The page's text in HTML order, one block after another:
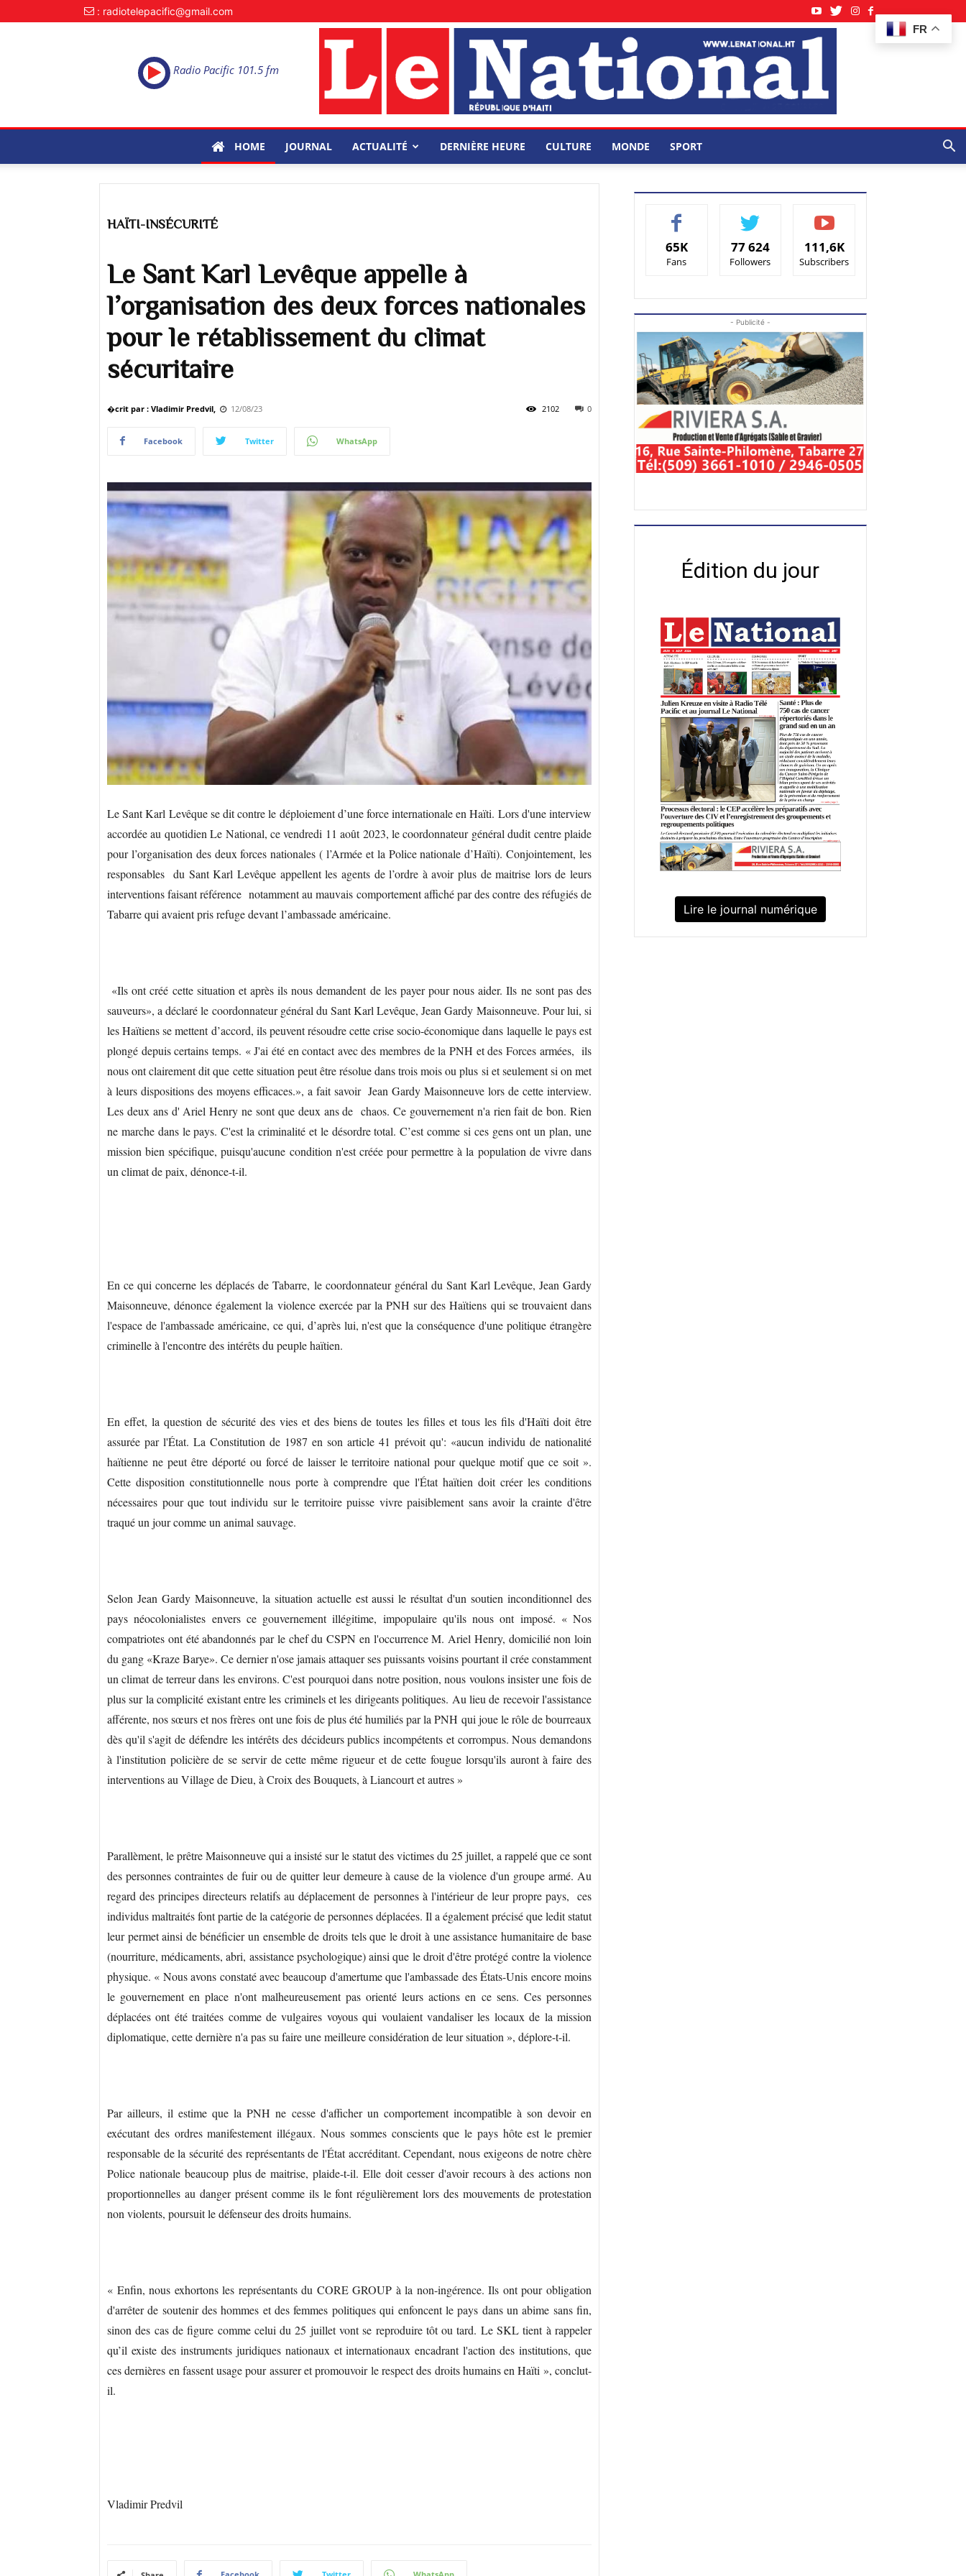
FR
: radiotelepacific@gmail.com
Radio Pacific 101.5 fm
HOME JOURNAL ACTUALITÉ DERNIÈRE HEURE CULTURE MONDE SPORT
HAÏTI-INSÉCURITÉ
Le Sant Karl Levêque appelle à
l’organisation des deux forces nationales
pour le rétablissement du climat
sécuritaire
�crit par : Vladimir Predvil, 12/08/23 0
2102
Facebook Twitter WhatsApp
Le Sant Karl Levêque se dit contre le déploiement d’une force internationale en Haïti. Lors d'une interview
accordée au quotidien Le National, ce vendredi 11 août 2023, le coordonnateur général dudit centre plaide
pour l’organisation des deux forces nationales ( l’Armée et la Police nationale d’Haïti). Conjointement, les
responsables du Sant Karl Levêque appellent les agents de l’ordre à avoir plus de maitrise lors de leurs
interventions faisant référence notamment au mauvais comportement affiché par des contre des réfugiés de
Tabarre qui avaient pris refuge devant l’ambassade américaine.
«Ils ont créé cette situation et après ils nous demandent de les payer pour nous aider. Ils ne sont pas des
sauveurs», a déclaré le coordonnateur général du Sant Karl Levêque, Jean Gardy Maisonneuve. Pour lui, si
les Haïtiens se mettent d’accord, ils peuvent résoudre cette crise socio-économique dans laquelle le pays est
plongé depuis certains temps. « J'ai été en contact avec des membres de la PNH et des Forces armées, ils
nous ont clairement dit que cette situation peut être résolue dans trois mois ou plus si et seulement si on met
à leurs dispositions des moyens efficaces.», a fait savoir Jean Gardy Maisonneuve lors de cette interview.
Les deux ans d' Ariel Henry ne sont que deux ans de chaos. Ce gouvernement n'a rien fait de bon. Rien
ne marche dans le pays. C'est la criminalité et le désordre total. C’est comme si ces gens ont un plan, une
mission bien spécifique, puisqu'aucune condition n'est créée pour permettre à la population de vivre dans
un climat de paix, dénonce-t-il.
En ce qui concerne les déplacés de Tabarre, le coordonnateur général du Sant Karl Levêque, Jean Gardy
Maisonneuve, dénonce également la violence exercée par la PNH sur des Haïtiens qui se trouvaient dans
l'espace de l'ambassade américaine, ce qui, d’après lui, n'est que la conséquence d'une politique étrangère
criminelle à l'encontre des intérêts du peuple haïtien.
En effet, la question de sécurité des vies et des biens de toutes les filles et tous les fils d'Haïti doit être
assurée par l'État. La Constitution de 1987 en son article 41 prévoit qu': «aucun individu de nationalité
haïtienne ne peut être déporté ou forcé de laisser le territoire national pour quelque motif que ce soit ».
Cette disposition constitutionnelle nous porte à comprendre que l'État haïtien doit créer les conditions
nécessaires pour que tout individu sur le territoire puisse vivre paisiblement sans avoir la crainte d'être
traqué un jour comme un animal sauvage.
Selon Jean Gardy Maisonneuve, la situation actuelle est aussi le résultat d'un soutien inconditionnel des
pays néocolonialistes envers ce gouvernement illégitime, impopulaire qu'ils nous ont imposé. « Nos
compatriotes ont été abandonnés par le chef du CSPN en l'occurrence M. Ariel Henry, domicilié non loin
du gang «Kraze Barye». Ce dernier n'ose jamais attaquer ses puissants voisins pourtant il crée constamment
un climat de terreur dans les environs. C'est pourquoi dans notre position, nous voulons insister une fois de
plus sur la complicité existant entre les criminels et les dirigeants politiques. Au lieu de recevoir l'assistance
afférente, nos sœurs et nos frères ont une fois de plus été humiliés par la PNH qui joue le rôle de bourreaux
dès qu'il s'agit de défendre les intérêts des décideurs publics incompétents et corrompus. Nous demandons
à l'institution policière de se servir de cette même rigueur et de cette fougue lorsqu'ils auront à faire des
interventions au Village de Dieu, à Croix des Bouquets, à Liancourt et autres »
Parallèment, le prêtre Maisonneuve qui a insisté sur le statut des victimes du 25 juillet, a rappelé que ce sont
des personnes contraintes de fuir ou de quitter leur demeure à cause de la violence d'un groupe armé. Au
regard des principes directeurs relatifs au déplacement de personnes à l'intérieur de leur propre pays, ces
individus maltraités font partie de la catégorie de personnes déplacées. Il a également précisé que ledit statut
leur permet ainsi de bénéficier un ensemble de droits tels que le droit à une assistance humanitaire de base
(nourriture, médicaments, abri, assistance psychologique) ainsi que le droit d'être protégé contre la violence
physique. « Nous avons constaté avec beaucoup d'amertume que l'ambassade des États-Unis encore moins
le gouvernement en place n'ont malheureusement pas orienté leurs actions en ce sens. Ces personnes
déplacées ont été traitées comme de vulgaires voyous qui voulaient vandaliser les locaux de la mission
diplomatique, cette dernière n'a pas su faire une meilleure considération de leur situation », déplore-t-il.
Par ailleurs, il estime que la PNH ne cesse d'afficher un comportement incompatible à son devoir en
exécutant des ordres manifestement illégaux. Nous sommes conscients que le pays hôte est le premier
responsable de la sécurité des représentants de l'État accréditant. Cependant, nous exigeons de notre chère
Police nationale beaucoup plus de maitrise, plaide-t-il. Elle doit cesser d'avoir recours à des actions non
proportionnelles au danger présent comme ils le font régulièrement lors des mouvements de protestation
non violents, poursuit le défenseur des droits humains.
« Enfin, nous exhortons les représentants du CORE GROUP à la non-ingérence. Ils ont pour obligation
d'arrêter de soutenir des hommes et des femmes politiques qui enfoncent le pays dans un abime sans fin,
sinon des cas de figure comme celui du 25 juillet vont se reproduire tôt ou tard. Le SKL tient à rappeler
qu’il existe des instruments juridiques nationaux et internationaux encadrant l'action des institutions, que
ces dernières en fassent usage pour assurer et promouvoir le respect des droits humains en Haïti », conclut-
il.
Vladimir Predvil
65K
Fans
77 624
Followers
111,6K
Subscribers
- Publicité -
Édition du jour
Lire le journal numérique